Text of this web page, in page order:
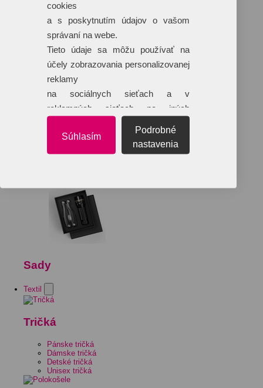
Sady
Textil
Tričká
Pánske tričká
Dámske tričká
Detské tričká
Unisex tričká
cookies
a s poskytnutím údajov o vašom
správaní na webe.
Tieto údaje sa môžu používať na
účely zobrazovania personalizovanej
reklamy
na sociálnych sieťach a v
reklamných sieťach na iných
Súhlasím
Podrobné
nastavenia